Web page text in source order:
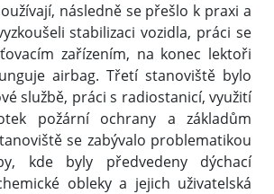
následně se přešlo k praxi a
stabilizaci vozidla, práci se
zařízením, na konec lektoři
airbag. Třetí stanoviště bylo
službě, práci s radiostanicí, využití
požární ochrany a základům
se zabývalo problematikou
kde byly předvedeny dýchací
obleky a jejich uživatelská